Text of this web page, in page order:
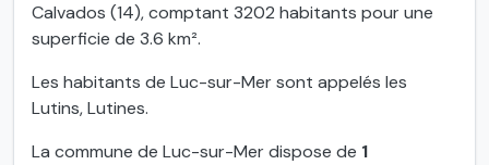
Calvados (14), comptant 3202 habitants pour une
superficie de 3.6 km².
Les habitants de Luc-sur-Mer sont appelés les
Lutins, Lutines.
La commune de Luc-sur-Mer dispose de 1